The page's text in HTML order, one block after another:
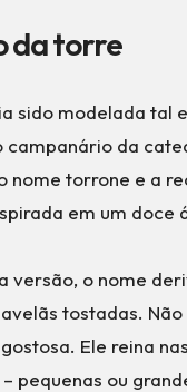
da torre
sido modelada tal
campanário da
nome torrone e a
em um doce
versão, o nome
tostadas.
Ele reina
pequenas ou